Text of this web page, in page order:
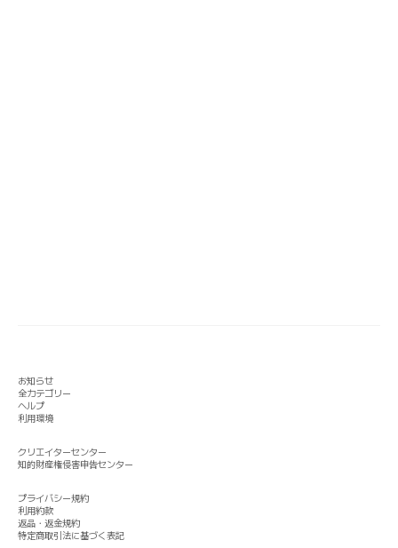
お知らせ
全カテゴリー
ヘルプ
利用環境
クリエイターセンター
知的財産権侵害申告センター
プライバシー規約
利用約款
返品・返金規約
特定商取引法に基づく表記